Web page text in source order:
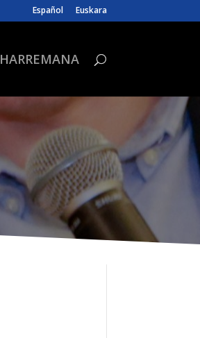
Español Euskara
HARREMANA